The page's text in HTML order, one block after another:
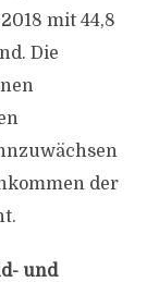
mit 44,8
Die
der
und